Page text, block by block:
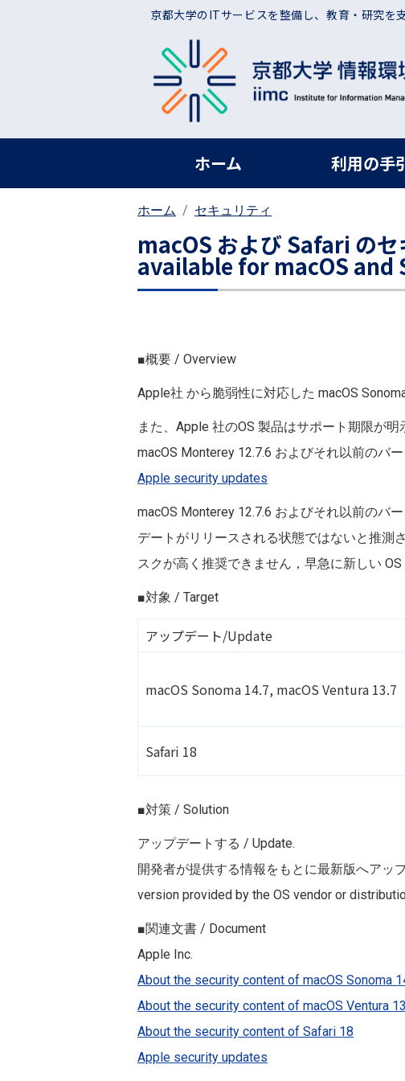
京都大学のITサービスを整備し、教育・研究を
ヘッダー グローバル
ホーム 利用の手
ホーム セキュリティ
macOS および Safari の
available for macOS and
■概要 / Overview
Apple社 から脆弱性に対応した macOS
また、Apple 社のOS 製品はサポート期限が
macOS Monterey 12.7.6 およびそれ以前のバ
Apple security updates
macOS Monterey 12.7.6 およびそれ以前のバ
デートがリリースされる状態ではないと推測
スクが高く推奨できません，早急に新しい
■対象 / Target
アップデート/Update
macOS Sonoma 14.7, macOS Ventura 13.7
Safari 18
■対策 / Solution
アップデートする / Update.
開発者が提供する情報をもとに最新版へアッ
version provided by the OS vendor or
■関連文書 / Document
Apple Inc.
About the security content of macOS Sonoma
About the security content of macOS Ventura
About the security content of Safari 18
Apple security updates